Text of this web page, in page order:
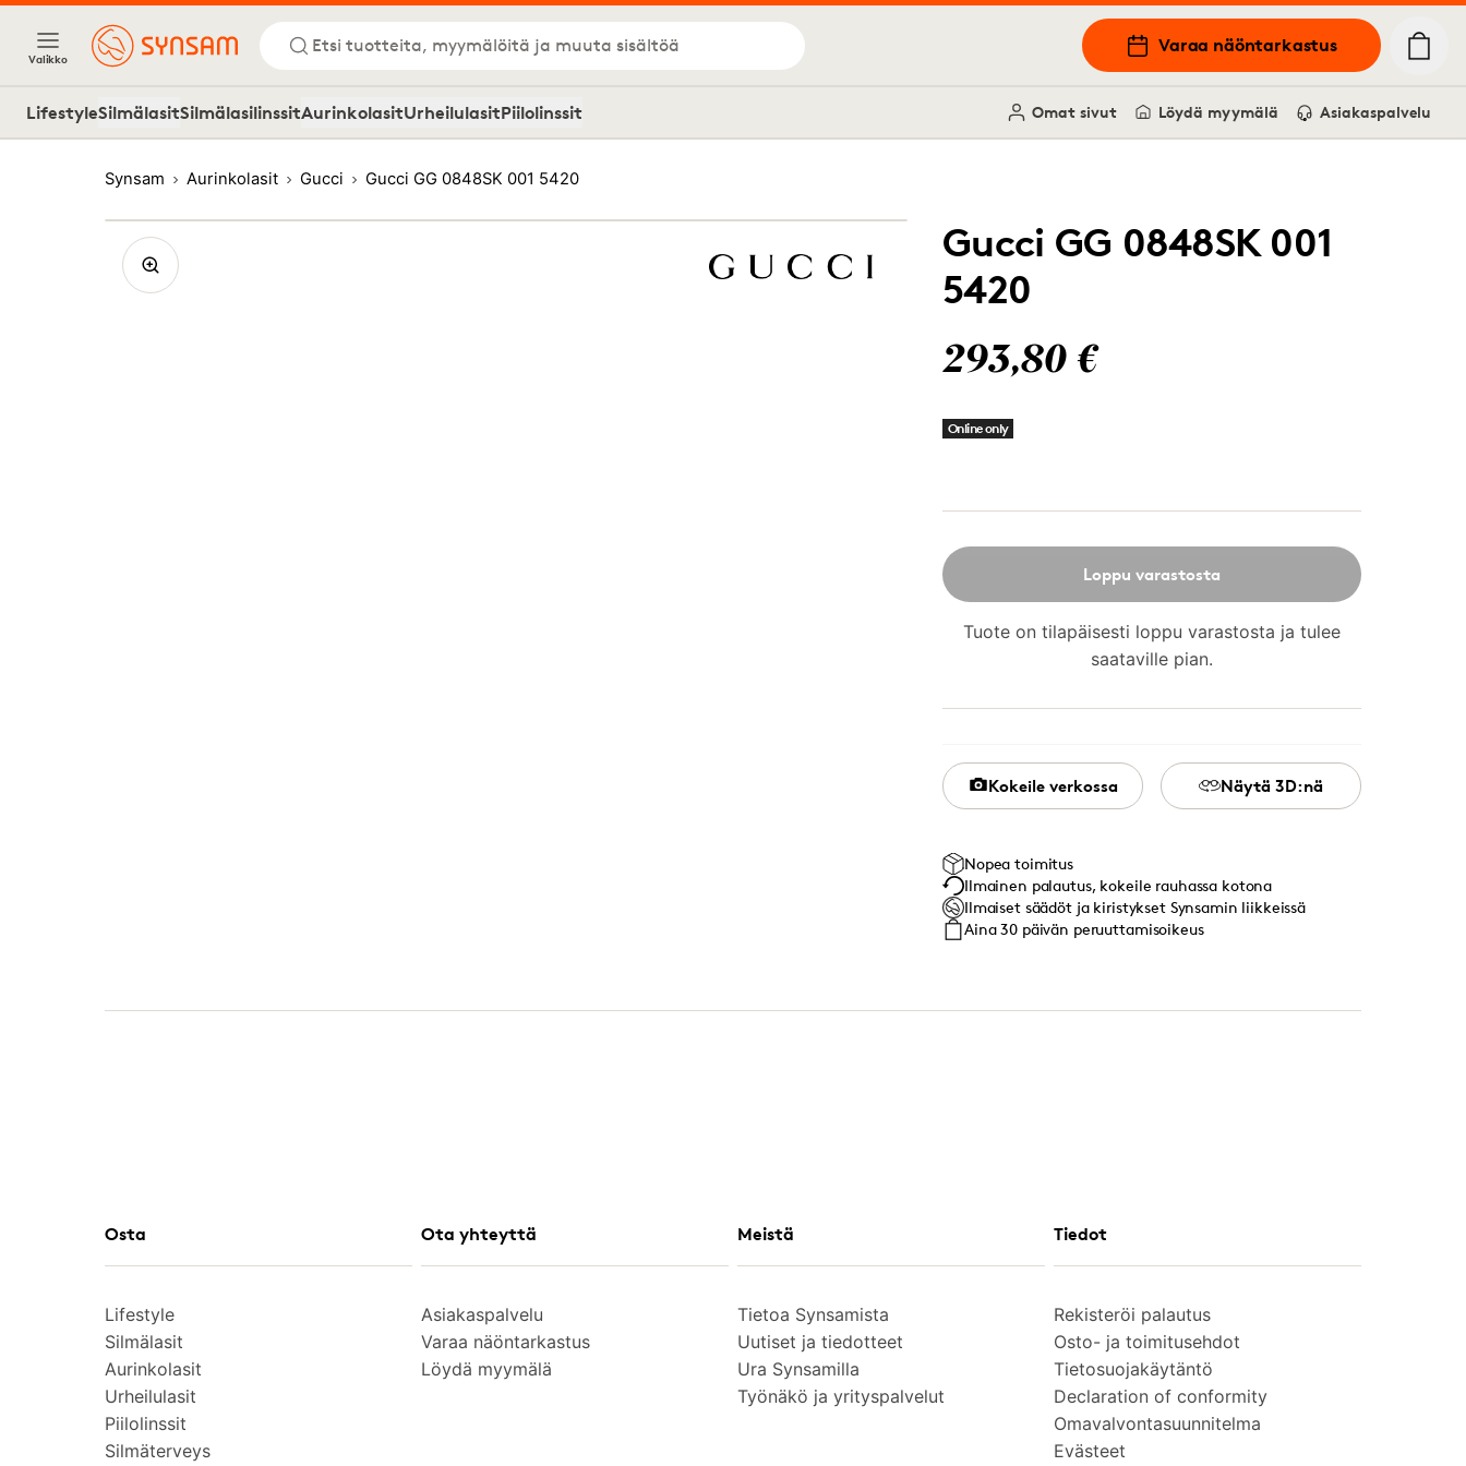
Valikko
Etsi tuotteita, myymälöitä ja muuta sisältöä Varaa näöntarkastus
LifestyleSilmälasitSilmälasilinssitAurinkolasitUrheilulasitPiilolinssit Omat sivut Löydä myymälä Asiakaspalvelu
Synsam Aurinkolasit Gucci Gucci GG 0848SK 001 5420
Gucci GG 0848SK 001
5420
293,80 €
Online only
Loppu varastosta
Tuote on tilapäisesti loppu varastosta ja tulee
saataville pian.
Kokeile verkossa Näytä 3D:nä
Nopea toimitus
Ilmainen palautus, kokeile rauhassa kotona
Ilmaiset säädöt ja kiristykset Synsamin liikkeissä
Aina 30 päivän peruuttamisoikeus
Osta
Lifestyle
Silmälasit
Aurinkolasit
Urheilulasit
Piilolinssit
Silmäterveys
Ota yhteyttä
Asiakaspalvelu
Varaa näöntarkastus
Löydä myymälä
Meistä
Tietoa Synsamista
Uutiset ja tiedotteet
Ura Synsamilla
Työnäkö ja yrityspalvelut
Tiedot
Rekisteröi palautus
Osto- ja toimitusehdot
Tietosuojakäytäntö
Declaration of conformity
Omavalvontasuunnitelma
Evästeet